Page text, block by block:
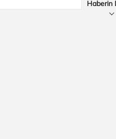
Haberin